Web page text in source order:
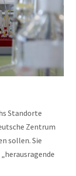
Standorte
Zentrum
sollen. Sie